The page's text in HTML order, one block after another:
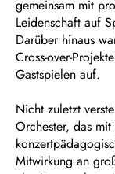
gemeinsam mit
Leidenschaft auf
Darüber hinaus
Cross-over-
Gastspielen auf.
Nicht zuletzt
Orchester, das
Mitwirkung an